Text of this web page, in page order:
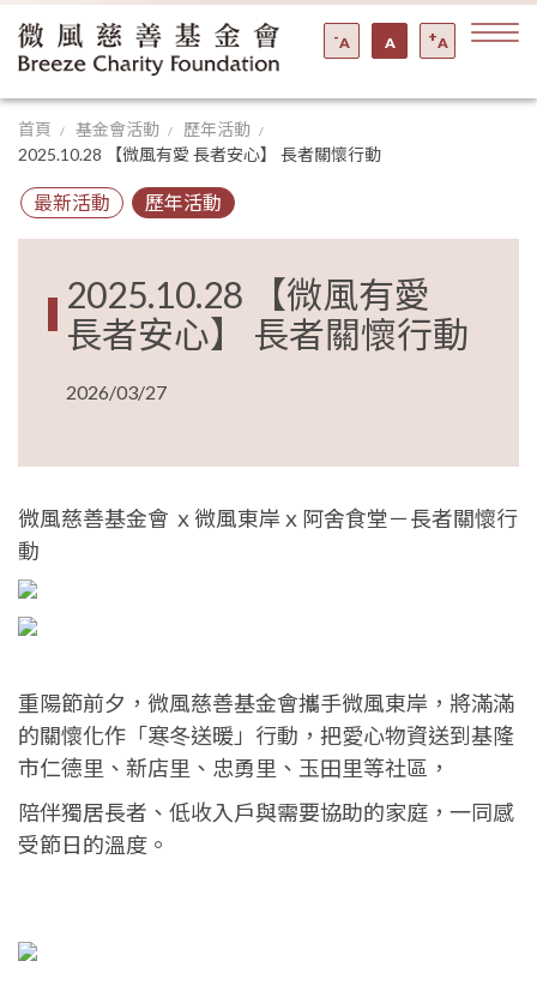
+A
A
-A
首頁 基金會活動
歷年活動
2025.10.28 【微風有愛 長者安心】 長者關懷行動
最新活動 歷年活動
2025.10.28 【微風有愛
長者安心】 長者關懷行動
2026/03/27
微風慈善基金會 ｘ微風東岸ｘ阿舍食堂－長者關懷行
動
重陽節前夕，微風慈善基金會攜手微風東岸，將滿滿
的關懷化作「寒冬送暖」行動，把愛心物資送到基隆
市仁德里、新店里、忠勇里、玉田里等社區，
陪伴獨居長者、低收入戶與需要協助的家庭，一同感
受節日的溫度。